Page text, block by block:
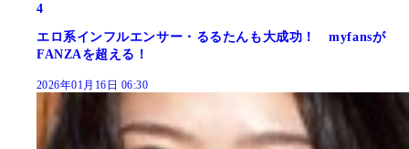
4
エロ系インフルエンサー・るるたんも大成功！ myfansが
FANZAを超える！
2026年01月16日 06:30